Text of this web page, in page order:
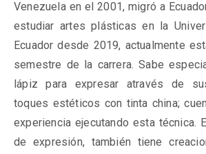
Venezuela en el 2001, migró a
estudiar artes plásticas en la
Ecuador desde 2019, actualmente
semestre de la carrera. Sabe
lápiz para expresar através de
toques estéticos con tinta china;
experiencia ejecutando esta técnica.
de expresión, también tiene